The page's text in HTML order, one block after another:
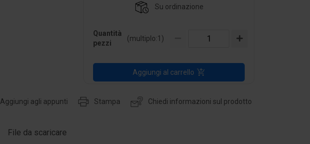
Su ordinazione
Quantità
pezzi
(multiplo:1 )
Aggiungi al carrello
Aggiungi agli appunti Stampa Chiedi informazioni sul prodotto
File da scaricare